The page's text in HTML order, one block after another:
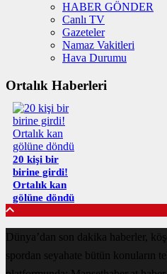
HABER GÖNDER
Canlı TV
Gazeteler
Namaz Vakitleri
Hava Durumu
Ortalık Haberleri
20 kişi bir
birine girdi!
Ortalık kan
gölüne döndü
Dünya’dan son dakika haberler,
spordan seyahate bütün konuların